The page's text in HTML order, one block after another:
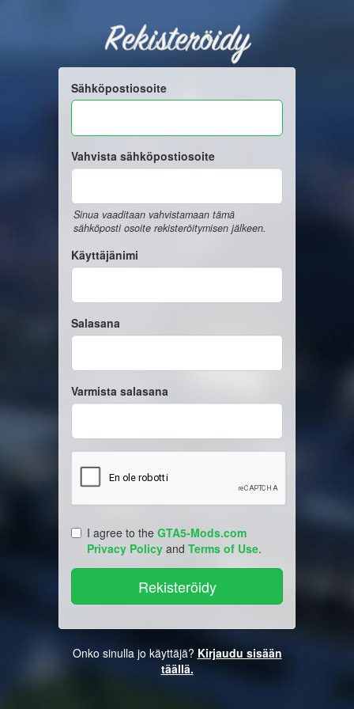
Rekisteröidy
Sähköpostiosoite
Vahvista sähköpostiosoite
Sinua vaaditaan vahvistamaan tämä
sähköposti osoite rekisteröitymisen jälkeen.
Käyttäjänimi
Salasana
Varmista salasana
I agree to the GTA5-Mods.com
Privacy Policy and Terms of Use.
Onko sinulla jo käyttäjä? Kirjaudu sisään
täällä.